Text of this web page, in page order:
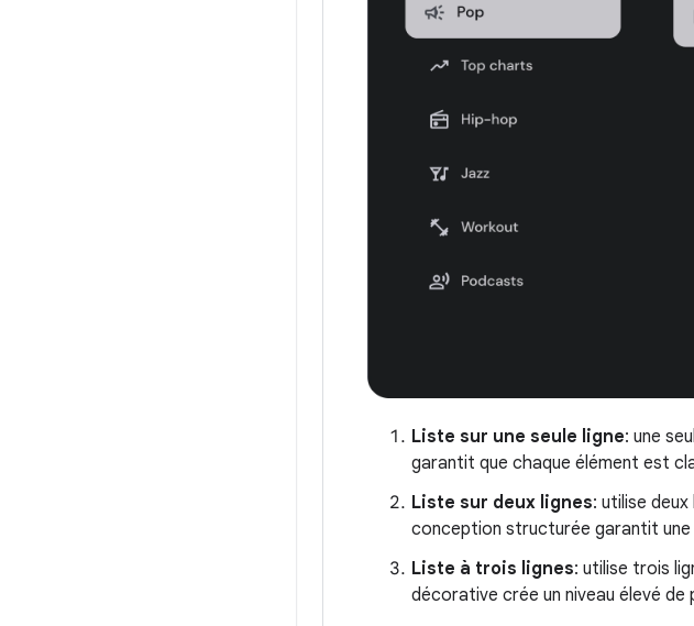
Liste sur une seule ligne: une
garantit que chaque élément est
Liste sur deux lignes: utilise
conception structurée garantit
Liste à trois lignes: utilise trois
décorative crée un niveau élevé de